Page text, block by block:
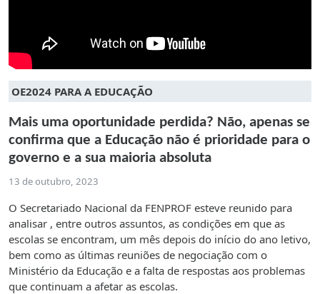
OE2024 PARA A EDUCAÇÃO
Mais uma oportunidade perdida? Não, apenas se
confirma que a Educação não é prioridade para o
governo e a sua maioria absoluta
13 de outubro, 2023
O Secretariado Nacional da FENPROF esteve reunido para
analisar , entre outros assuntos, as condições em que as
escolas se encontram, um mês depois do início do ano letivo,
bem como as últimas reuniões de negociação com o
Ministério da Educação e a falta de respostas aos problemas
que continuam a afetar as escolas.